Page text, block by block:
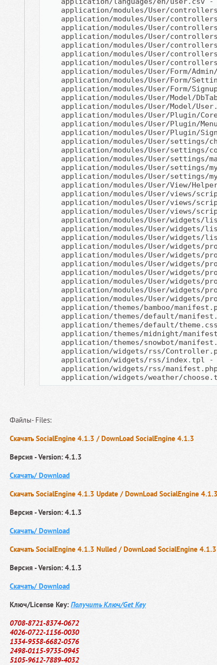
application/modules/User/controllers/
application/modules/User/controllers/
application/modules/User/
application/modules/User/
application/modules/User/
application/modules/User/controllers/
application/modules/User/controllers/
application/modules/User/Form/
application/modules/User/Form/
application/modules/User/Form/
application/modules/User/Model/
application/modules/User/Model/
application/modules/User/Plugin/
application/modules/User/Plugin/
application/modules/User/Plugin/
application/modules/User/settings/
application/modules/User/settings/
application/modules/User/settings/
application/modules/User/settings/
application/modules/User/settings/
application/modules/User/View/
application/modules/User/views/
application/modules/User/views/
application/modules/User/views/
application/modules/User/widgets/
application/modules/User/widgets/
application/modules/User/widgets/
application/modules/User/widgets/
application/modules/User/widgets/
application/modules/User/widgets/
application/modules/User/widgets/
application/modules/User/widgets/
application/modules/User/widgets/
application/modules/User/widgets/
application/themes/bamboo/
application/themes/default/
application/themes/default/
application/themes/midnight/
application/themes/snowbot/
application/widgets/rss/
application/widgets/rss/index.tpl -
application/widgets/rss/manifest.php
application/widgets/weather/
Файлы- Files:
Скачать SocialEngine 4.1.3 / DownLoad SocialEngine 4.1.3
Версия - Version: 4.1.3
Скачать/ Download
Скачать SocialEngine 4.1.3 Update / DownLoad SocialEngine
Версия - Version: 4.1.3
Скачать/ Download
Скачать SocialEngine 4.1.3 Nulled / DownLoad SocialEngine
Версия - Version: 4.1.3
Скачать/ Download
Ключ/License Key: Получить Ключ/Get Key
0708-8721-8374-0672
4026-0722-1156-0030
1334-9558-6682-0576
2498-0115-9735-0945
5105-9612-7889-4032